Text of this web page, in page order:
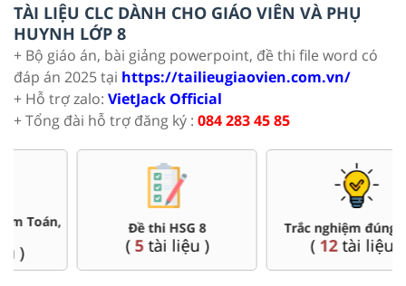
TÀI LIỆU CLC DÀNH CHO GIÁO VIÊN VÀ PHỤ
HUYNH LỚP 8
+ Bộ giáo án, bài giảng powerpoint, đề thi file word có
đáp án 2025 tại https://tailieugiaovien.com.vn/
+ Hỗ trợ zalo: VietJack Official
+ Tổng đài hỗ trợ đăng ký : 084 283 45 85
Đề thi HSG 8
tài liệu )
Trắc nghiệm đúng sai 8
tài liệu )